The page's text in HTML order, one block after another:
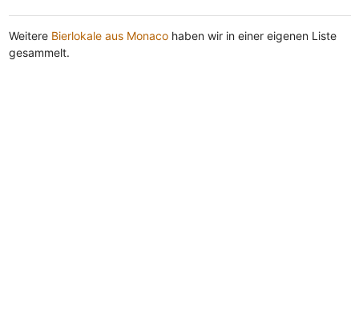
Weitere Bierlokale aus Monacohaben wir in einer eigenen Liste
gesammelt.